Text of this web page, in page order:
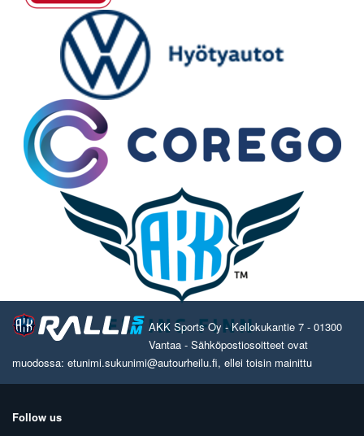
AKK Sports Oy - Kellokukantie 7 - 01300
Vantaa - Sähköpostiosoitteet ovat
muodossa: etunimi.sukunimi@autourheilu.fi, ellei toisin mainittu
Follow us